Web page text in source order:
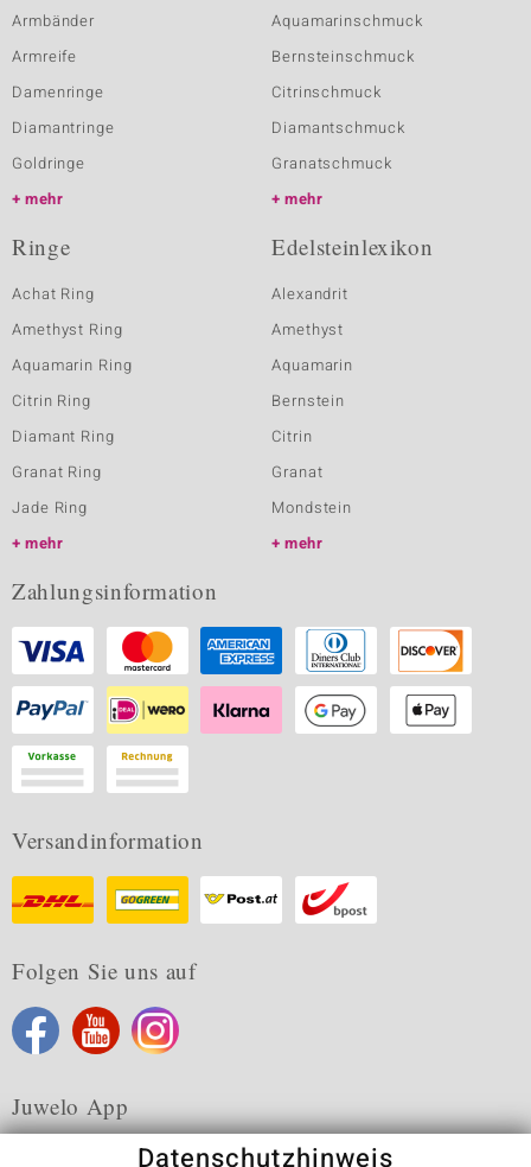
Armbänder
Armreife
Damenringe
Diamantringe
Goldringe
mehr
Aquamarinschmuck
Bernsteinschmuck
Citrinschmuck
Diamantschmuck
Granatschmuck
mehr
Ringe
Achat Ring
Amethyst Ring
Aquamarin Ring
Citrin Ring
Diamant Ring
Granat Ring
Jade Ring
mehr
Edelsteinlexikon
Alexandrit
Amethyst
Aquamarin
Bernstein
Citrin
Granat
Mondstein
mehr
Zahlungsinformation
Versandinformation
Folgen Sie uns auf
Juwelo App
Datenschutzhinweis